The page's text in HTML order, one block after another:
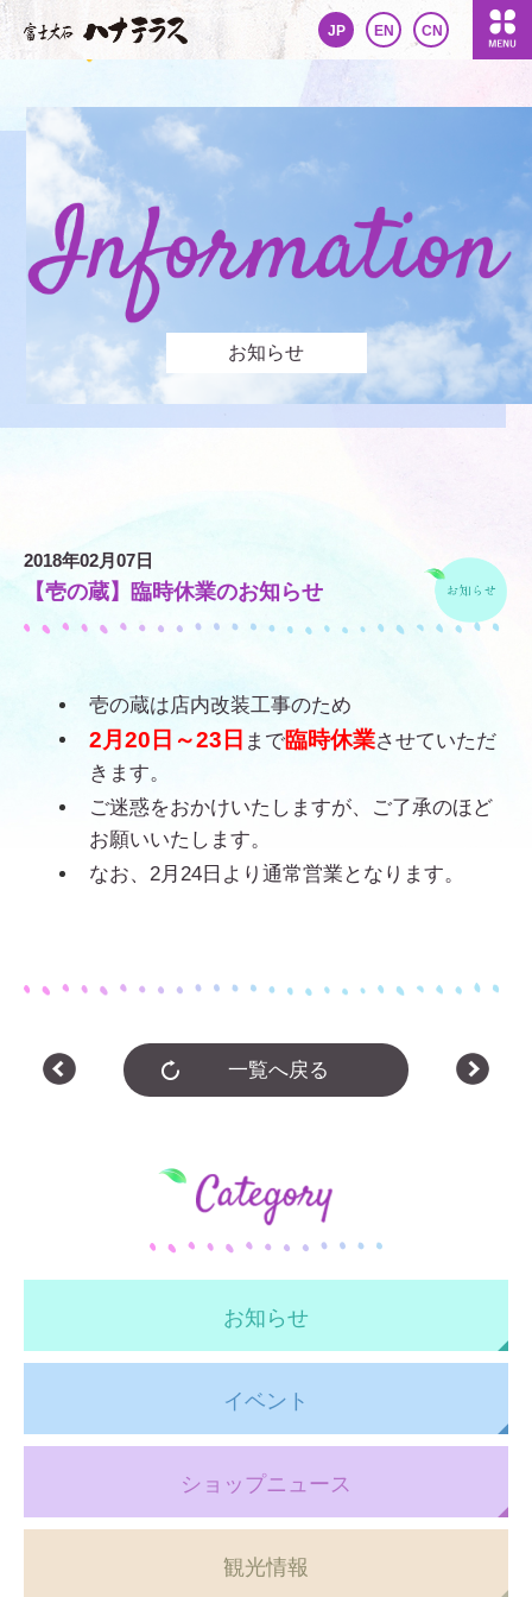
JP EN CN
お知らせ
2018年02月07日
【壱の蔵】臨時休業のお知らせ
壱の蔵は店内改装工事のため
2月20日～23日 まで臨時休業させていただ
きます。
ご迷惑をおかけいたしますが、ご了承のほど
お願いいたします。
なお、2月24日より通常営業となります。
一覧へ戻る
お知らせ
イベント
ショップニュース
観光情報